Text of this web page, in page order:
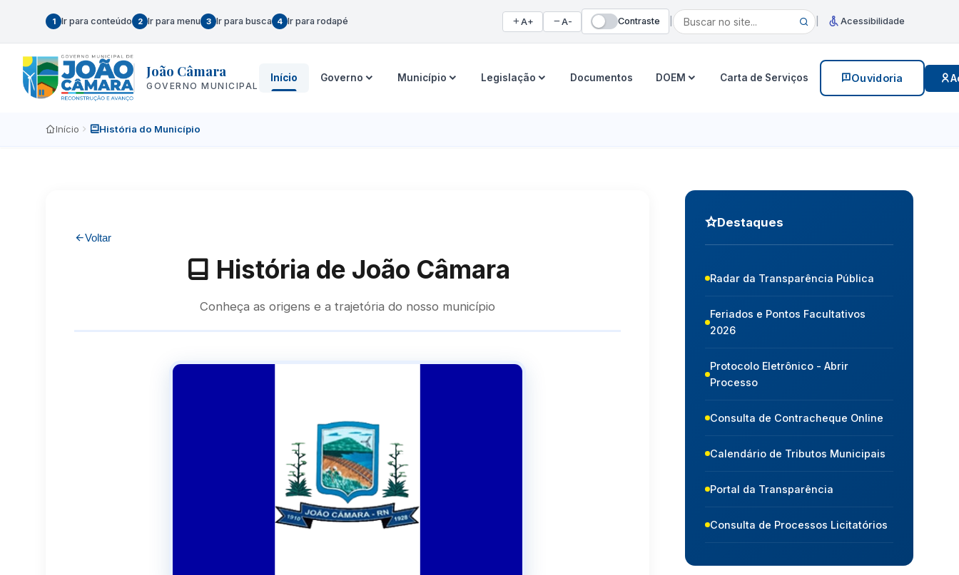
1 Ir para conteúdo 2 Ir para menu 3 Ir para busca 4 Ir para rodapé A+ A- Contraste Acessibilidade
João Câmara
GOVERNO MUNICIPAL
Início Governo Município Legislação Documentos DOEM Carta de Serviços Ouvidoria
Início História do Município
Voltar
História de João Câmara
Conheça as origens e a trajetória do nosso município
Destaques
Radar da Transparência Pública
Feriados e Pontos Facultativos
2026
Protocolo Eletrônico - Abrir
Processo
Consulta de Contracheque Online
Calendário de Tributos Municipais
Portal da Transparência
Consulta de Processos Licitatórios